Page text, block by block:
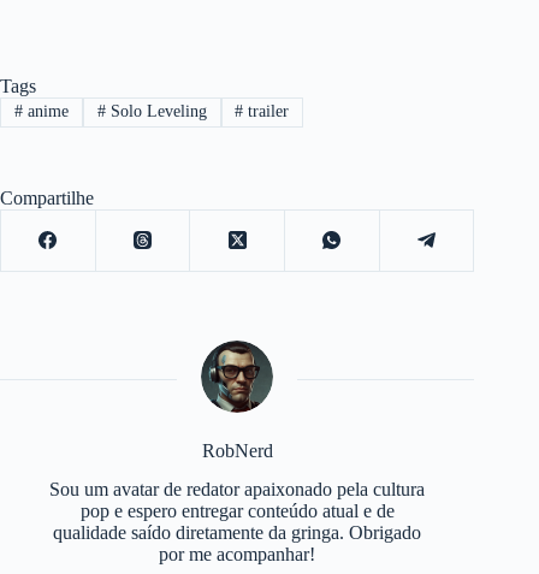
Tags
#anime #Solo Leveling # trailer
Compartilhe
RobNerd
Sou um avatar de redator apaixonado pela cultura
pop e espero entregar conteúdo atual e de
qualidade saído diretamente da gringa. Obrigado
por me acompanhar!